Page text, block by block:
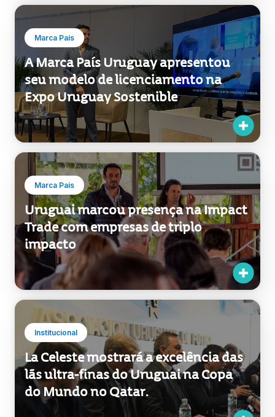
Marca País
A Marca País Uruguay apresentou
seu modelo de licenciamento na
Expo Uruguay Sostenible
Marca País
Uruguai marcou presença na Impact
Trade com empresas de triplo
impacto
Institucional
La Celeste mostrará a excelência das
lãs ultra-finas do Uruguai na Copa
do Mundo no Qatar.